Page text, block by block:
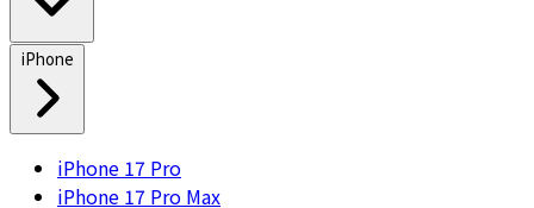
iPhone
iPhone 17 Pro
iPhone 17 Pro Max